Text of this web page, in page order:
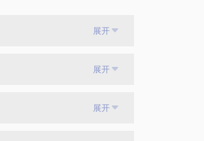
展开
展开
展开